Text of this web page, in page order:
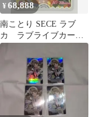
¥68,888
南ことり SECE ラブ
カ ラブライブカード
ゲーム